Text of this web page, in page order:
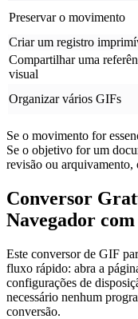
Preservar o movimento
Criar um registro
Compartilhar uma
visual
Organizar vários GIFs
Se o movimento for
Se o objetivo for um
revisão ou arquivamento,
Conversor
Navegador
Este conversor de GIF
fluxo rápido: abra a
configurações de
necessário nenhum
conversão.